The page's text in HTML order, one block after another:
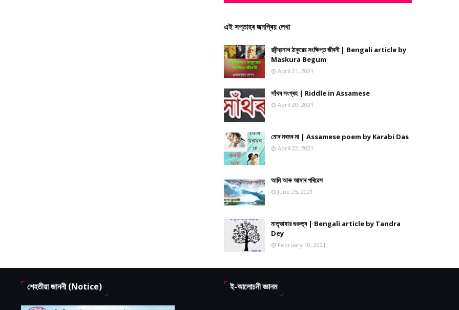
এই সপ্তাহৰ জনপ্ৰিয় লেখা
রবীন্দ্রনাথ ঠাকুরের সংক্ষিপ্ত জীবনী | Bengali article by
Maskura Begum
April 21, 2021
সাঁথৰ সংগ্ৰহ | Riddle in Assamese
April 20, 2021
মোৰ মৰমৰ মা | Assamese poem by Karabi Das
April 22, 2021
আমি আৰু আমাৰ পৰিৱেশ
June 25, 2021
মাতৃভাষার গুরুত্ব | Bengali article by Tandra
Dey
February 10, 2021
শেহতীয়া জাননী (Notice) ই-আলোচনী জ্ঞানম